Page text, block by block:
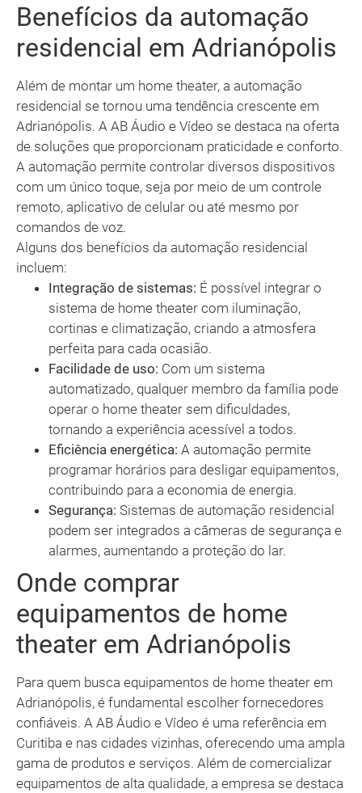
Benefícios da automação
residencial em Adrianópolis
Além de montar um home theater, a automação
residencial se tornou uma tendência crescente em
Adrianópolis. A AB Áudio e Vídeo se destaca na oferta
de soluções que proporcionam praticidade e conforto.
A automação permite controlar diversos dispositivos
com um único toque, seja por meio de um controle
remoto, aplicativo de celular ou até mesmo por
comandos de voz.
Alguns dos benefícios da automação residencial
incluem:
Integração de sistemas: É possível integrar o
sistema de home theater com iluminação,
cortinas e climatização, criando a atmosfera
perfeita para cada ocasião.
Facilidade de uso: Com um sistema
automatizado, qualquer membro da família pode
operar o home theater sem dificuldades,
tornando a experiência acessível a todos.
Eficiência energética: A automação permite
programar horários para desligar equipamentos,
contribuindo para a economia de energia.
Segurança: Sistemas de automação residencial
podem ser integrados a câmeras de segurança e
alarmes, aumentando a proteção do lar.
Onde comprar
equipamentos de home
theater em Adrianópolis
Para quem busca equipamentos de home theater em
Adrianópolis, é fundamental escolher fornecedores
confiáveis. A AB Áudio e Vídeo é uma referência em
Curitiba e nas cidades vizinhas, oferecendo uma ampla
gama de produtos e serviços. Além de comercializar
equipamentos de alta qualidade, a empresa se destaca